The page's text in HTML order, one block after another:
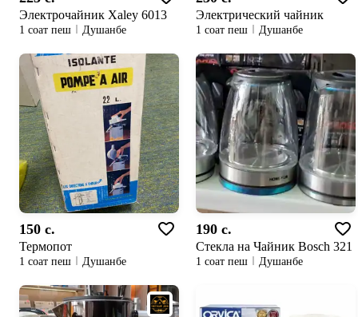
Электрочайник Xaley 6013
1 соат пеш Душанбе
Электрический чайник
1 соат пеш Душанбе
150 c.
Термопот
1 соат пеш Душанбе
190 c.
Стекла на Чайник Bosch 321
1 соат пеш Душанбе